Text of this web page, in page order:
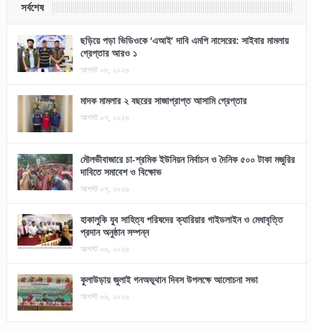
সর্বশেষ
ছড়িয়ে পড়া ভিডিওকে ‘এআই’ দাবি এমপি নাসেরের: সাইবার মামলায়
গ্রেপ্তার আরও ১
আগস্ট ০৮, ২০২৬
মাদক মামলার ২ বছরের সাজাপ্রাপ্ত আসামি গ্রেপ্তার
আগস্ট ০৭, ২০২৬
মৌলভীবাজারে চা-শ্রমিক ইউনিয়ন নির্বাচন ও দৈনিক ৫০০ টাকা মজুরির
দাবিতে সমাবেশ ও বিক্ষোভ
আগস্ট ০৭, ২০২৬
হাকালুকি যুব সাহিত্য পরিষদের ক্যারিয়ার গাইডলাইন ও মেধাবৃত্তি
প্রদান অনুষ্ঠান সম্পন্ন
আগস্ট ০৬, ২০২৬
কুলাউড়ায় জুলাই গনঅভূথান দিবস উপলক্ষে আলোচনা সভা
আগস্ট ০৬, ২০২৬